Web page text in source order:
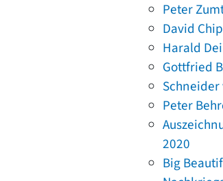
Peter
David
Harald
Gottfried
Schneider
Peter
2020
Big